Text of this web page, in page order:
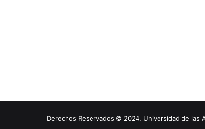
Derechos Reservados © 2024. Universidad de las